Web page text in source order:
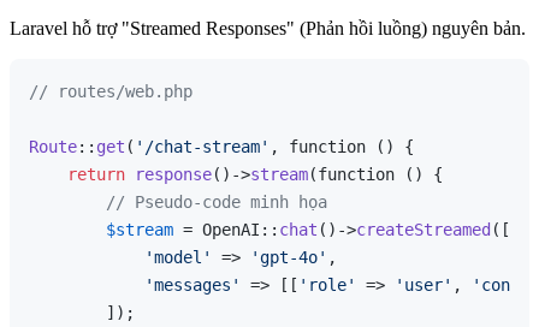
Laravel hỗ trợ "Streamed Responses" (Phản hồi luồng) nguyên bản.
// routes/web.php
Route:: get ( '/chat-stream' , function () {
return
response()->stream(function () {
// Pseudo-code minh họa
$stream = OpenAI:: chat ()->createStreamed ([
'model'
=> 'gpt-4o' ,
'messages'
=> [[ 'role' => 'user' ,
        ]);